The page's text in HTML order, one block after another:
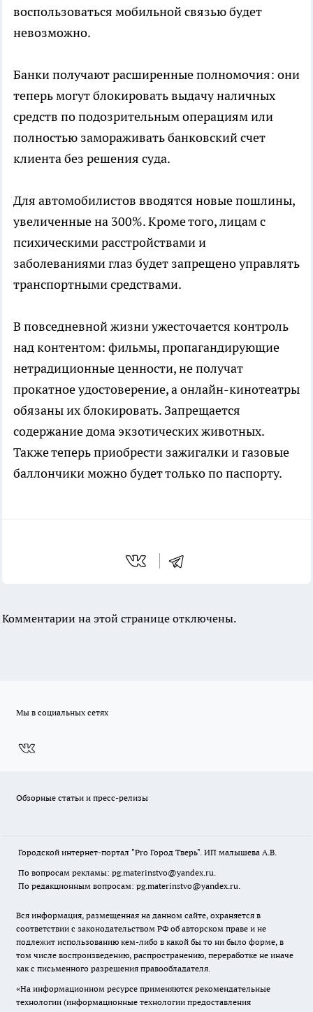
воспользоваться мобильной связью будет
невозможно.
Банки получают расширенные полномочия: они
теперь могут блокировать выдачу наличных
средств по подозрительным операциям или
полностью замораживать банковский счет
клиента без решения суда.
Для автомобилистов вводятся новые пошлины,
увеличенные на 300%. Кроме того, лицам с
психическими расстройствами и
заболеваниями глаз будет запрещено управлять
транспортными средствами.
В повседневной жизни ужесточается контроль
над контентом: фильмы, пропагандирующие
нетрадиционные ценности, не получат
прокатное удостоверение, а онлайн-кинотеатры
обязаны их блокировать. Запрещается
содержание дома экзотических животных.
Также теперь приобрести зажигалки и газовые
баллончики можно будет только по паспорту.
Комментарии на этой странице отключены.
Мы в социальных сетях
Обзорные статьи и пресс-релизы
Городской интернет-портал "Pro Город Тверь". ИП малышева А.В.
По вопросам рекламы: pg.materinstvo@yandex.ru.
По редакционным вопросам: pg.materinstvo@yandex.ru.
Вся информация, размещенная на данном сайте, охраняется в
соответствии с законодательством РФ об авторском праве и не
подлежит использованию кем-либо в какой бы то ни было форме, в
том числе воспроизведению, распространению, переработке не иначе
как с письменного разрешения правообладателя.
«На информационном ресурсе применяются рекомендательные
технологии (информационные технологии предоставления